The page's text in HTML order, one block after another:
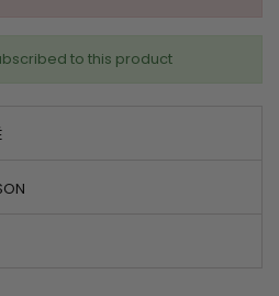
to this product